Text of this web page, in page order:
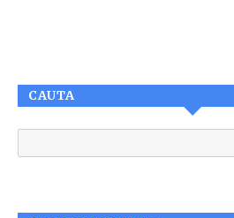
CAUTA